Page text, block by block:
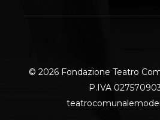
© 2026 Fondazione Teatro
P.IVA